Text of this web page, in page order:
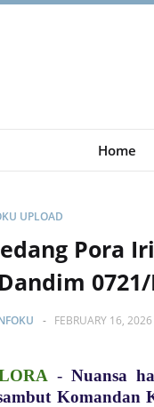
Home
UPLOAD
Pora
- FEBRUARY 16, 2026
- Nuansa
Komandan